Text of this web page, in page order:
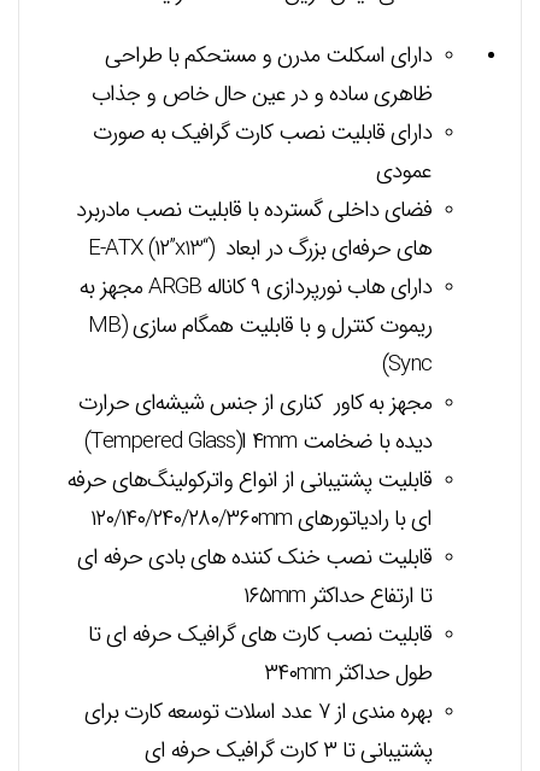
دارای اسکلت مدرن و مستحکم با طراحی
ظاهری ساده و در عین حال خاص و جذاب
دارای قابلیت نصب کارت گرافیک به صورت
عمودی
فضای داخلی گسترده با قابلیت نصب مادربرد
های حرفه‌ای بزرگ در ابعاد (“E-ATX (۱۲”x13
دارای هاب نورپردازی ۹ کاناله ARGB مجهز به
ریموت کنترل و با قابلیت همگام سازی (MB
Sync)
مجهز به کاور کناری از جنس شیشه‌ای حرارت
دیده با ضخامت ۴mm ا(Tempered Glass)
قابلیت پشتیبانی از انواع واترکولینگ‌های حرفه
ای با رادیاتورهای ۱۲۰/۱۴۰/۲۴۰/۲۸۰/۳۶۰mm
قابلیت نصب خنک کننده های بادی حرفه ای
تا ارتفاع حداکثر ۱۶۵mm
قابلیت نصب کارت های گرافیک حرفه ای تا
طول حداکثر ۳۴۰mm
بهره مندی از ۷ عدد اسلات توسعه کارت برای
پشتیبانی تا ۳ کارت گرافیک حرفه ای